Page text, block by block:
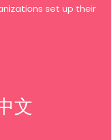
set up their
文